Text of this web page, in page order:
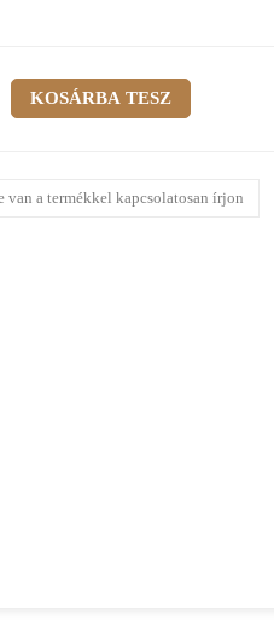
van a termékkel kapcsolatosan írjon